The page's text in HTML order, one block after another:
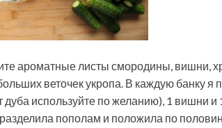
ароматные листы смородины, вишни,
веточек укропа. В каждую банку я
используйте по желанию), 1 вишни и
пополам и положила по